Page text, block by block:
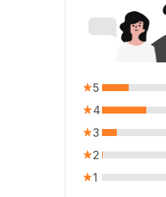
5
4
3
2
1